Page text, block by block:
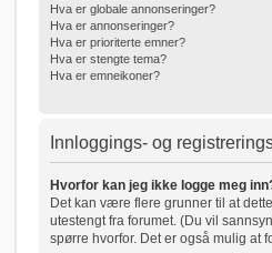
Hva er globale annonseringer?
Hva er annonseringer?
Hva er prioriterte emner?
Hva er stengte tema?
Hva er emneikoner?
Innloggings- og
Hvorfor kan jeg ikke logge meg
Det kan være flere grunner til at
utestengt fra forumet. (Du vil
spørre hvorfor. Det er også mulig at